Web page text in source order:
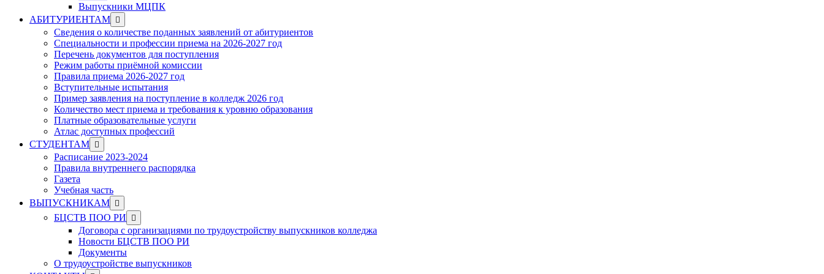
Выпускники МЦПК
АБИТУРИЕНТАМ Show
sub
menu
Сведения о количестве поданных заявлений от абитуриентов
Специальности и профессии приема на 2026-2027 год
Перечень документов для поступления
Режим работы приёмной комиссии
Правила приема 2026-2027 год
Вступительные испытания
Пример заявления на поступление в колледж 2026 год
Количество мест приема и требования к уровню образования
Платные образовательные услуги
Атлас доступных профессий
СТУДЕНТАМ Show
sub
menu
Расписание 2023-2024
Правила внутреннего распорядка
Газета
Учебная часть
ВЫПУСКНИКАМ Show
sub
menu
БЦСТВ ПОО РИ
Show
sub
menu
Договора с организациями по трудоустройству выпускников колледжа
Новости БЦСТВ ПОО РИ
Документы
О трудоустройстве выпускников